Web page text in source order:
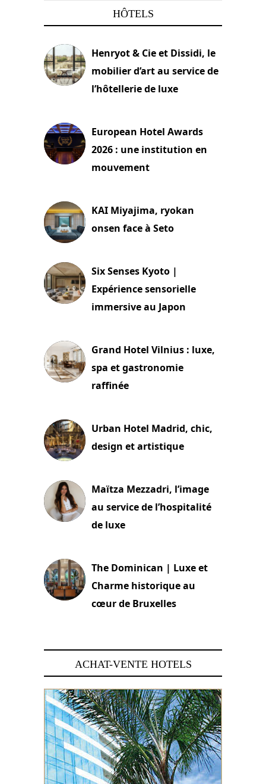
HÔTELS
Henryot & Cie et Dissidi, le
mobilier d’art au service de
l’hôtellerie de luxe
European Hotel Awards
2026 : une institution en
mouvement
KAI Miyajima, ryokan
onsen face à Seto
Six Senses Kyoto |
Expérience sensorielle
immersive au Japon
Grand Hotel Vilnius : luxe,
spa et gastronomie
raffinée
Urban Hotel Madrid, chic,
design et artistique
Maïtza Mezzadri, l’image
au service de l’hospitalité
de luxe
The Dominican | Luxe et
Charme historique au
cœur de Bruxelles
ACHAT-VENTE HOTELS